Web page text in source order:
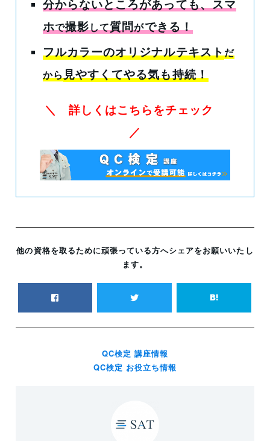
分からないところがあっても、スマ
ホで撮影して質問ができる！
フルカラーのオリジナルテキストだ
から見やすくてやる気も持続！
＼ 詳しくはこちらをチェック
／
他の資格を取るために頑張っている方へシェアをお願いいたし
ます。
QC検定 講座情報
QC検定 お役立ち情報